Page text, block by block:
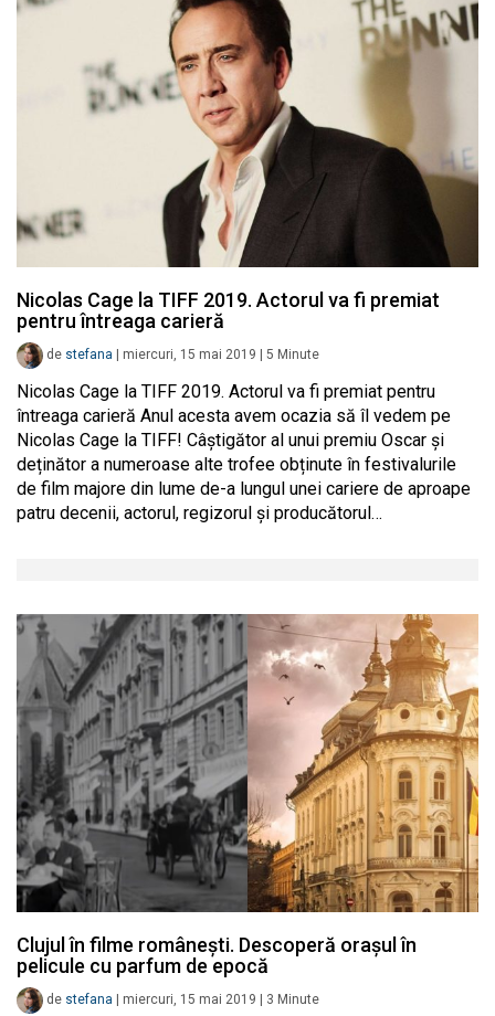
Nicolas Cage la TIFF 2019. Actorul va fi premiat
pentru întreaga carieră
de stefana miercuri, 15 mai 2019 5 Minute
Nicolas Cage la TIFF 2019. Actorul va fi premiat pentru
întreaga carieră Anul acesta avem ocazia să îl vedem pe
Nicolas Cage la TIFF! Câștigător al unui premiu Oscar și
deținător a numeroase alte trofee obținute în festivalurile
de film majore din lume de-a lungul unei cariere de aproape
patru decenii, actorul, regizorul și producătorul…
Clujul în filme românești. Descoperă orașul în
pelicule cu parfum de epocă
de stefana miercuri, 15 mai 2019 3 Minute